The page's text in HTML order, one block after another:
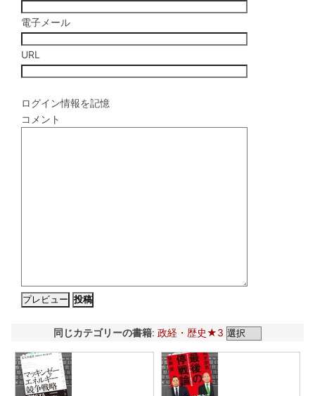
電子メール
URL
ログイン情報を記憶
コメント
同じカテゴリーの書籍: 政経・歴史★3